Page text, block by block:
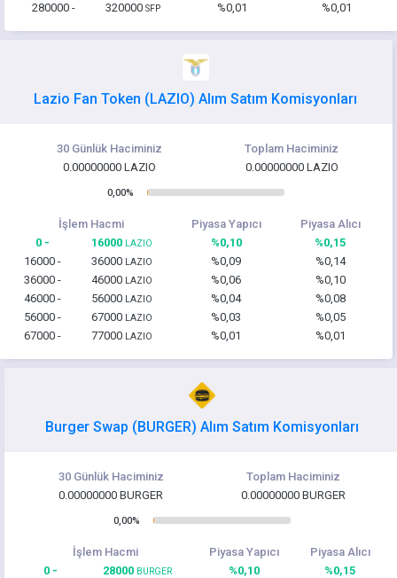
280000 -
320000 SFP %0,01 %0,01
Lazio Fan Token (LAZIO) Alım Satım Komisyonları
30 Günlük Haciminiz
Toplam Haciminiz
0.00000000 LAZIO
0.00000000 LAZIO
0,00%
İşlem Hacmi Piyasa Yapıcı
Piyasa Alıcı
0 -
16000 LAZIO %0,10
%0,15
16000 -
36000 LAZIO %0,09
%0,14
36000 -
46000 LAZIO %0,06
%0,10
46000 -
56000 LAZIO %0,04
%0,08
56000 -
67000 LAZIO %0,03
%0,05
67000 -
77000 LAZIO %0,01 %0,01
Burger Swap (BURGER) Alım Satım Komisyonları
30 Günlük Haciminiz
Toplam Haciminiz
0.00000000 BURGER
0.00000000 BURGER
0,00%
İşlem Hacmi Piyasa Yapıcı
Piyasa Alıcı
0 -
28000 BURGER %0,10
%0,15